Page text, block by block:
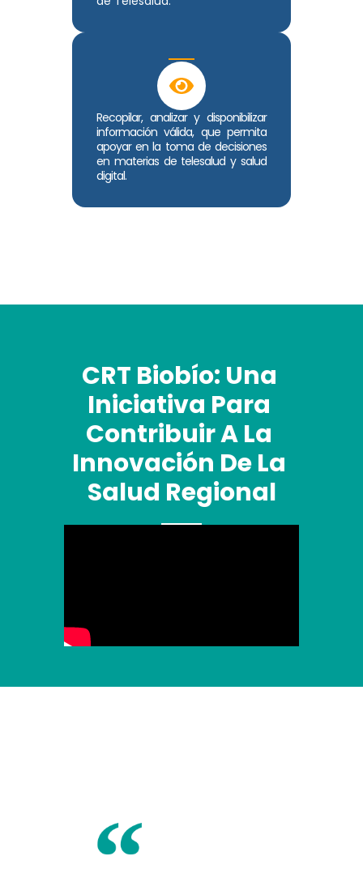
Recopilar, analizar y disponibilizar
información válida, que permita
apoyar en la toma de decisiones
en materias de telesalud y salud
digital.
CRT Biobío: Una
Iniciativa Para
Contribuir A La
Innovación De La
Salud Regional